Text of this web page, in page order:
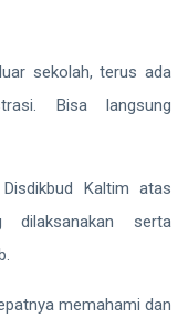
sekolah, terus ada
Bisa langsung
Kaltim atas
dilaksanakan serta
memahami dan